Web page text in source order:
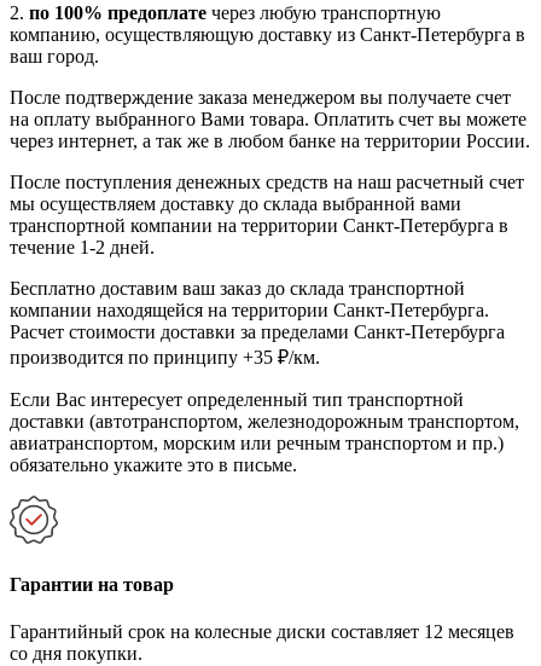
2. по 100% предоплате через любую транспортную
компанию, осуществляющую доставку из Санкт-Петербурга в
ваш город.
После подтверждение заказа менеджером вы получаете счет
на оплату выбранного Вами товара. Оплатить счет вы можете
через интернет, а так же в любом банке на территории России.
После поступления денежных средств на наш расчетный счет
мы осуществляем доставку до склада выбранной вами
транспортной компании на территории Санкт-Петербурга в
течение 1-2 дней.
Бесплатно доставим ваш заказ до склада транспортной
компании находящейся на территории Санкт-Петербурга.
Расчет стоимости доставки за пределами Санкт-Петербурга
производится по принципу +35 ₽/км.
Если Вас интересует определенный тип транспортной
доставки (автотранспортом, железнодорожным транспортом,
авиатранспортом, морским или речным транспортом и пр.)
обязательно укажите это в письме.
Гарантии на товар
Гарантийный срок на колесные диски составляет 12 месяцев
со дня покупки.